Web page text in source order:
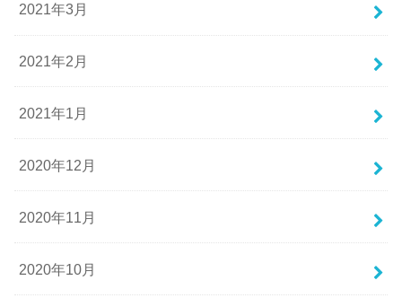
2021年3月
2021年2月
2021年1月
2020年12月
2020年11月
2020年10月